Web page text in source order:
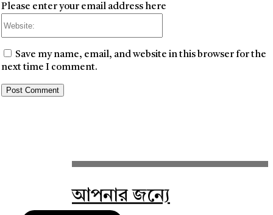
Please enter your email address here
Save my name, email, and website in this browser for the
next time I comment.
আপনার জন্যে